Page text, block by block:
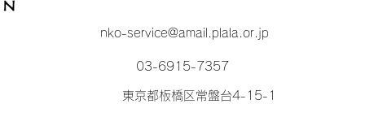
nko-service@amail.plala.or.jp
03-6915-7357
東京都板橋区常盤台4-15-1